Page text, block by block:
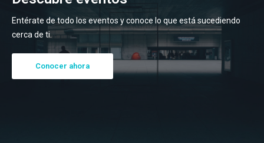
Entérate de todo los eventos y conoce lo que está sucediendo
cerca de ti.
Conocer ahora